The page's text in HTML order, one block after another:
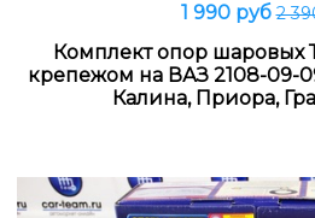
1 990 руб2
Комплект опор шаровых
крепежом на ВАЗ 2108-09-
Калина, Приора,